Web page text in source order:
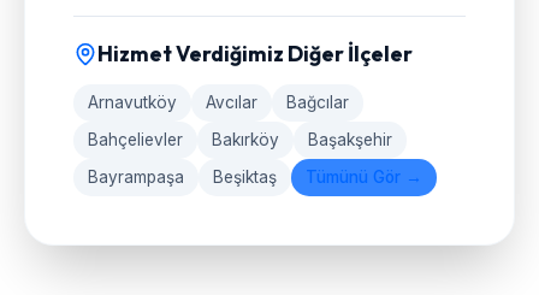
Hizmet Verdiğimiz Diğer İlçeler
Arnavutköy Avcılar
Bağcılar
Bahçelievler
Bakırköy
Başakşehir
Bayrampaşa
Beşiktaş Tümünü Gör →